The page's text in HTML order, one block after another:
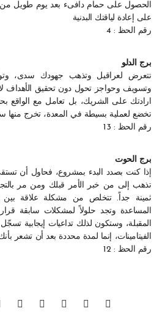
الحصول على حمام دافىء بعد يوم طويل من
على إعادة لياقتك البدنية
رقم الحظ : 4
برج الدلو
تتعرض لعراقيل وتذهب جهودك سدى،
وتسويف وحواجز تحول دون تحقيق الأهداف
ارادتك على الشريك، بل تعامل مع الواقع
تخضع لعملية بسيطة في المعدة، تخرج منها
رقم الحظ : 13
برج الحوت
إذا كنت بصدد البدء بمشروع، فحاول أن
تذهب إلى من خبر الأمر قبلك ومن مر
ثمينة جداً. تتخلص من مشكلة علاقة
المساعدة وتجد حلولاً لمشكلات سابقة
المقبلة، وستكون لذلك تداعيات إيجابية
الفيتامينات، إنما لمدة محددة بعد أن تشعر
رقم الحظ : 12